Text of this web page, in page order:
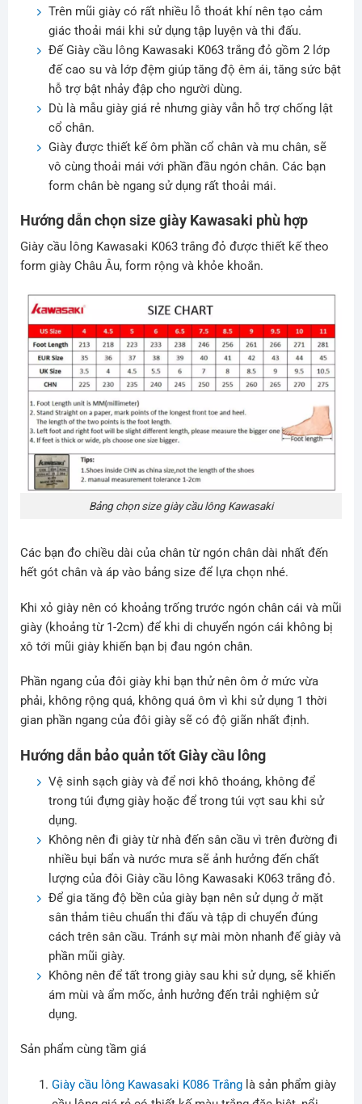
Trên mũi giày có rất nhiều lỗ thoát khí nên tạo cảm
giác thoải mái khi sử dụng tập luyện và thi đấu.
Đế Giày cầu lông Kawasaki K063 trắng đỏ gồm 2 lớp
đế cao su và lớp đệm giúp tăng độ êm ái, tăng sức bật
hỗ trợ bật nhảy đập cho người dùng.
Dù là mẫu giày giá rẻ nhưng giày vẫn hỗ trợ chống lật
cổ chân.
Giày được thiết kế ôm phần cổ chân và mu chân, sẽ
vô cùng thoải mái với phần đầu ngón chân. Các bạn
form chân bè ngang sử dụng rất thoải mái.
Hướng dẫn chọn size giày Kawasaki phù hợp
Giày cầu lông Kawasaki K063 trắng đỏ được thiết kế theo
form giày Châu Âu, form rộng và khỏe khoắn.
Bảng chọn size giày cầu lông Kawasaki
Các bạn đo chiều dài của chân từ ngón chân dài nhất đến
hết gót chân và áp vào bảng size để lựa chọn nhé.
Khi xỏ giày nên có khoảng trống trước ngón chân cái và mũi
giày (khoảng từ 1-2cm) để khi di chuyển ngón cái không bị
xô tới mũi giày khiến bạn bị đau ngón chân.
Phần ngang của đôi giày khi bạn thử nên ôm ở mức vừa
phải, không rộng quá, không quá ôm vì khi sử dụng 1 thời
gian phần ngang của đôi giày sẽ có độ giãn nhất định.
Hướng dẫn bảo quản tốt Giày cầu lông
Vệ sinh sạch giày và để nơi khô thoáng, không để
trong túi đựng giày hoặc để trong túi vợt sau khi sử
dụng.
Không nên đi giày từ nhà đến sân cầu vì trên đường đi
nhiều bụi bẩn và nước mưa sẽ ảnh hưởng đến chất
lượng của đôi Giày cầu lông Kawasaki K063 trắng đỏ.
Để gia tăng độ bền của giày bạn nên sử dụng ở mặt
sân thảm tiêu chuẩn thi đấu và tập di chuyển đúng
cách trên sân cầu. Tránh sự mài mòn nhanh đế giày và
phần mũi giày.
Không nên để tất trong giày sau khi sử dụng, sẽ khiến
ám mùi và ẩm mốc, ảnh hưởng đến trải nghiệm sử
dụng.
Sản phẩm cùng tầm giá
Giày cầu lông Kawasaki K086 Trắng là sản phẩm giày